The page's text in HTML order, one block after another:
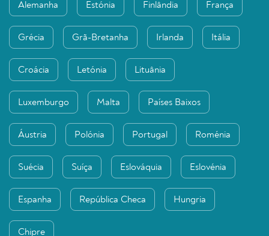
Alemanha Estónia Finlândia França
Grécia Grã-Bretanha Irlanda Itália
Croácia Letónia Lituânia
Luxemburgo Malta Países Baixos
Áustria Polónia Portugal Roménia
Suécia Suíça Eslováquia Eslovénia
Espanha República Checa Hungria
Chipre